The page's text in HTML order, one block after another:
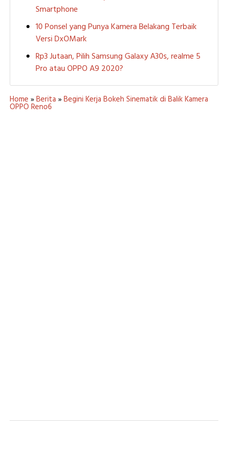
Smartphone
10 Ponsel yang Punya Kamera Belakang Terbaik
Versi DxOMark
Rp3 Jutaan, Pilih Samsung Galaxy A30s, realme 5
Pro atau OPPO A9 2020?
Home »Berita »Begini Kerja Bokeh Sinematik di Balik Kamera
OPPO Reno6